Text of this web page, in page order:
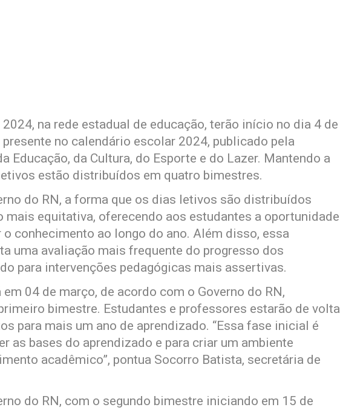
na rede estadual de educação, terão início no dia 4 de
no calendário escolar 2024, publicado pela
Educação, da Cultura, do Esporte e do Lazer. Mantendo a
estão distribuídos em quatro bimestres.
do RN, a forma que os dias letivos são distribuídos
mais equitativa, oferecendo aos estudantes a oportunidade
conhecimento ao longo do ano. Além disso, essa
uma avaliação mais frequente do progresso dos
para intervenções pedagógicas mais assertivas.
04 de março, de acordo com o Governo do RN,
bimestre. Estudantes e professores estarão de volta
para mais um ano de aprendizado. “Essa fase inicial é
as bases do aprendizado e para criar um ambiente
acadêmico”, pontua Socorro Batista, secretária de
do RN, com o segundo bimestre iniciando em 15 de